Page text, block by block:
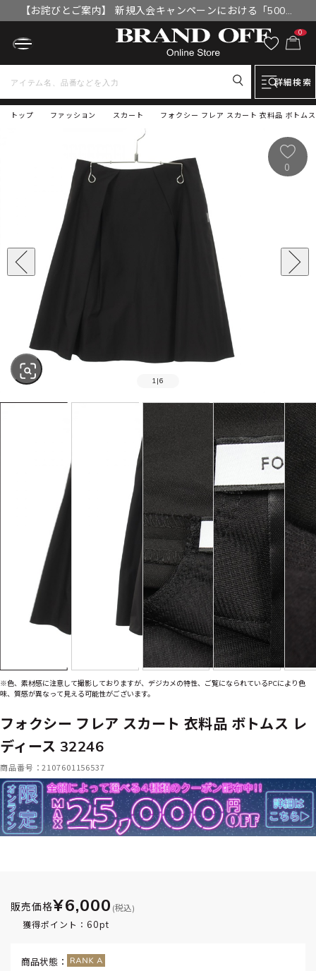
【お詫びとご案内】 新規入会キャンペーンにおける「500円
OFFクーポン」付与漏れと補填について
0
詳細検索
トップ フォクシー フレア スカート 衣料品 ボトム
ファッション スカート
1 |6
0
※色、素材感に注意して撮影しておりますが、デジカメの特性、ご覧になられているPCにより色
味、質感が異なって見える可能性がございます。
フォクシー フレア スカート 衣料品 ボトムス レ
ディース 32246
商品番号：2107601156537
販売価格¥6,000 (税込)
獲得ポイント： 60pt
商品状態：